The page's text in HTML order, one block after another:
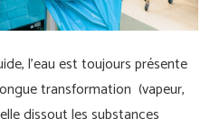
l’eau est toujours présente
transformation (vapeur,
dissout les substances